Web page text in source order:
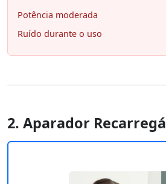
Potência moderada
Ruído durante o uso
2. Aparador